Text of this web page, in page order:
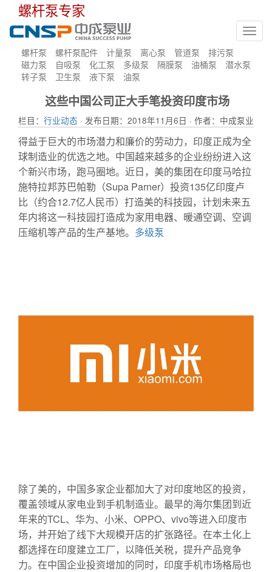
螺杆泵专家
螺杆泵 螺杆泵配件 计量泵 离心泵 管道泵
排污泵
磁力泵
自吸泵 化工泵 多级泵 隔膜泵 油桶泵
潜水泵
转子泵
卫生泵 液下泵 油泵
这些中国公司正大手笔投资印度市场
栏目： 行业动态 · 发布日期：2018年11月6日 · 作者：中成泵业
得益于巨大的市场潜力和廉价的劳动力，印度正成为全
球制造业的优选之地。中国越来越多的企业纷纷进入这
个新兴市场，跑马圈地。近日，美的集团在印度马哈拉
施特拉邦苏巴帕勒（Supa Parner）投资135亿印度卢
比（约合12.7亿人民币）打造美的科技园，计划未来五
年内将这一科技园打造成为家用电器、暖通空调、空调
压缩机等产品的生产基地。 多级泵
除了美的，中国多家企业都加大了对印度地区的投资，
覆盖领域从家电业到手机制造业。最早的海尔集团到近
年来的TCL、华为、小米、OPPO、vivo等进入印度市
场，并开始了线下大规模开店的扩张路径。在本土化上
都选择在印度建立工厂，以降低关税，提升产品竞争
力。在中国企业投资增加的同时，印度手机市场格局也